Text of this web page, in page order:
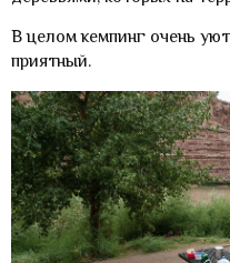
В целом кемпинг очень
приятный.